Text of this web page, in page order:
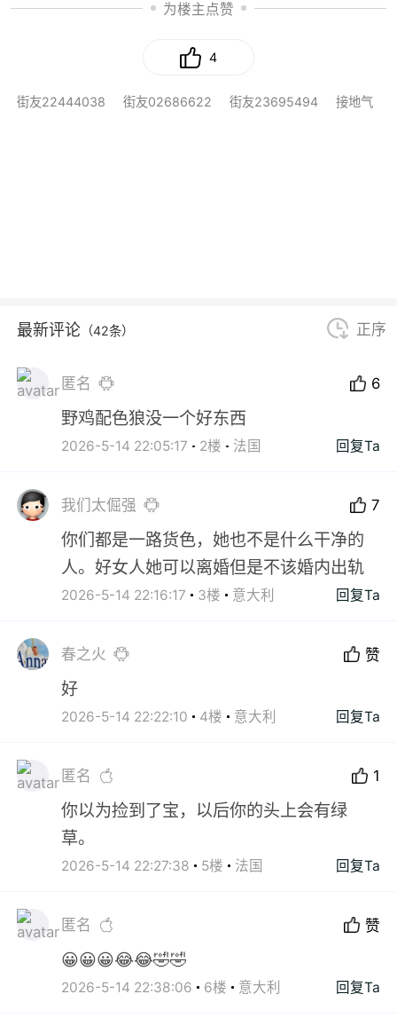
为楼主点赞
4
街友22444038 街友02686622 街友23695494 接地气
最新评论 （42条） 正序
匿名 6
野鸡配色狼没一个好东西
2026-5-14 22:05:17 2楼 法国 回复Ta
我们太倔强 7
你们都是一路货色，她也不是什么干净的
人。好女人她可以离婚但是不该婚内出轨
2026-5-14 22:16:17 3楼 意大利 回复Ta
春之火 赞
好
2026-5-14 22:22:10 4楼 意大利 回复Ta
匿名 1
你以为捡到了宝，以后你的头上会有绿
草。
2026-5-14 22:27:38 5楼 法国 回复Ta
匿名 赞
😀😀😀😂😂🤣🤣
2026-5-14 22:38:06 6楼 意大利 回复Ta